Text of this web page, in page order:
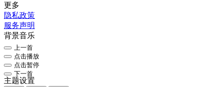
更多
隐私政策
服务声明
背景音乐
上一首
点击播放
点击暂停
下一首
主题设置